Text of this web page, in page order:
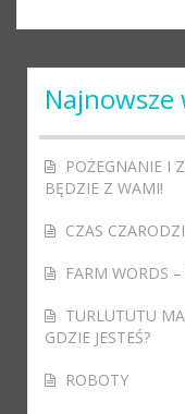
Najnowsze
POŻEGNANIE I
BĘDZIE Z WAMI!
CZAS
FARM WORDS
TURLUTUTU
GDZIE JESTEŚ?
ROBOTY